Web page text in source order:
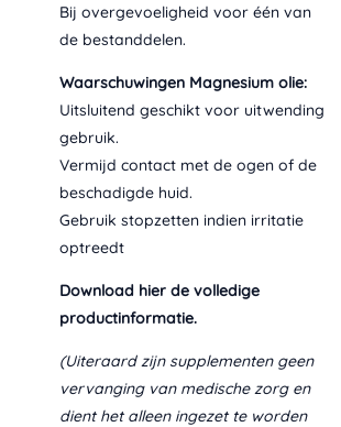
Bij overgevoeligheid voor één van
de bestanddelen.
Waarschuwingen Magnesium olie:
Uitsluitend geschikt voor uitwending
gebruik.
Vermijd contact met de ogen of de
beschadigde huid.
Gebruik stopzetten indien irritatie
optreedt
Download hierde volledige
productinformatie.
(Uiteraard zijn supplementen geen
vervanging van medische zorg en
dient het alleen ingezet te worden